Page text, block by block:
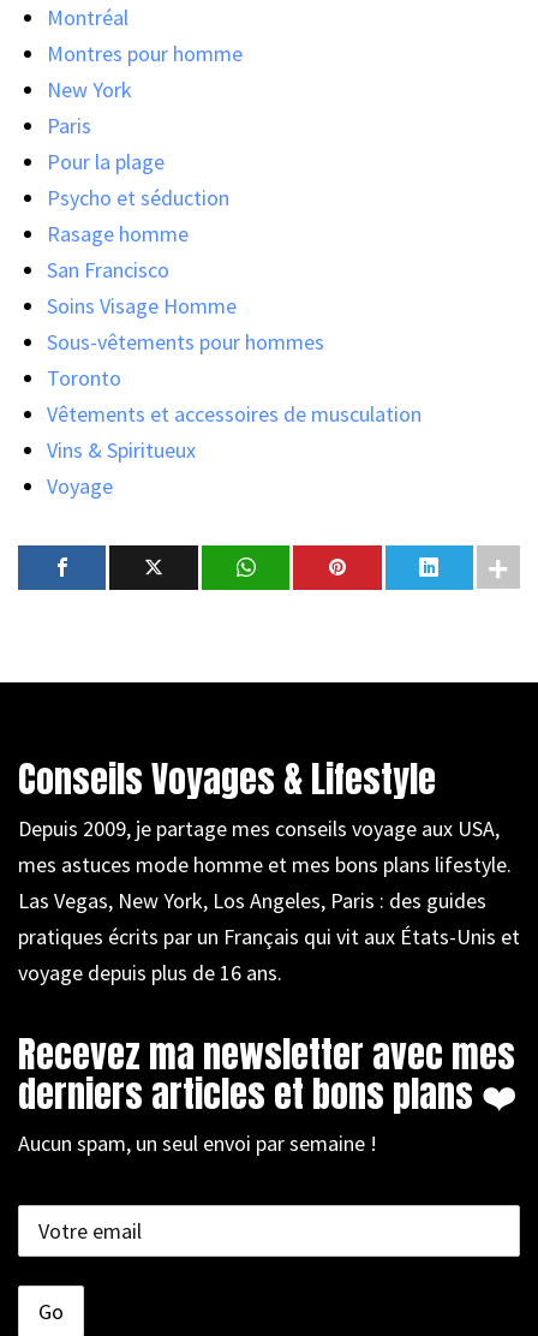
Montréal
Montres pour homme
New York
Paris
Pour la plage
Psycho et séduction
Rasage homme
San Francisco
Soins Visage Homme
Sous-vêtements pour hommes
Toronto
Vêtements et accessoires de musculation
Vins & Spiritueux
Voyage
Conseils Voyages & Lifestyle
Depuis 2009, je partage mes conseils voyage aux USA,
mes astuces mode homme et mes bons plans lifestyle.
Las Vegas, New York, Los Angeles, Paris : des guides
pratiques écrits par un Français qui vit aux États-Unis et
voyage depuis plus de 16 ans.
Recevez ma newsletter avec mes
derniers articles et bons plans ❤️
Aucun spam, un seul envoi par semaine !